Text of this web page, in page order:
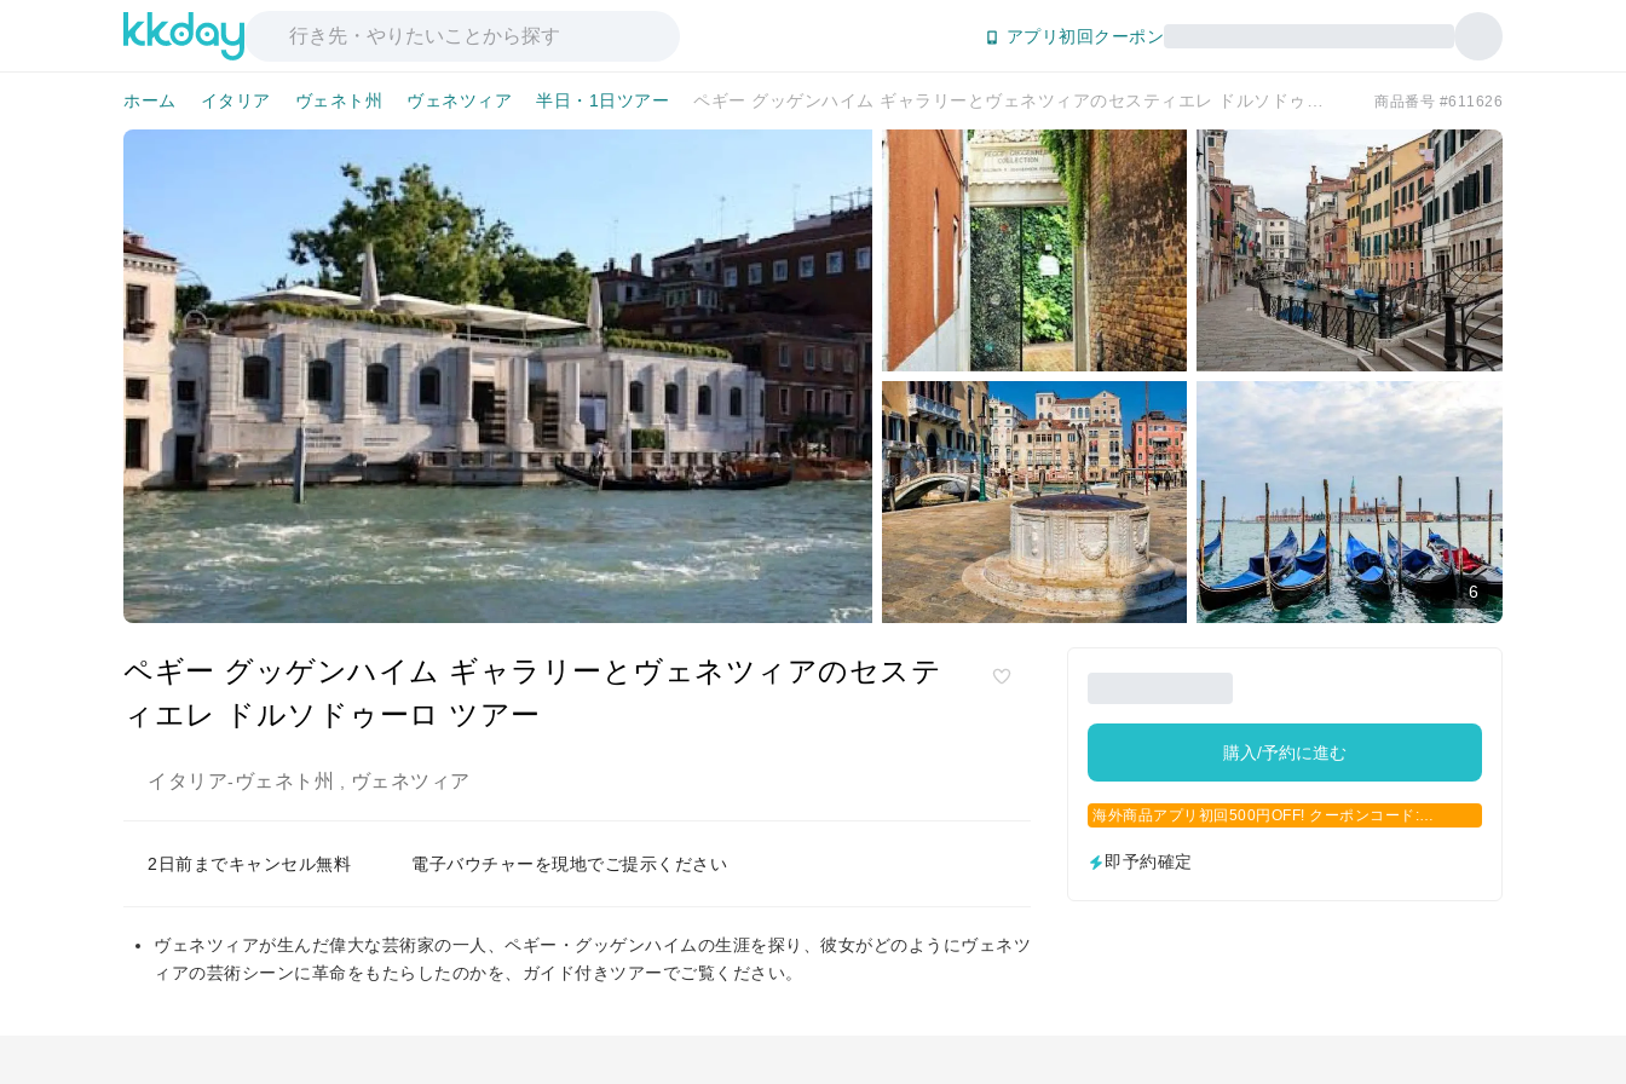
アプリ初回クーポン
ホーム イタリア ヴェネト州 ヴェネツィア 半日・1日ツアー 商品番号 #611626
6
ペギー グッゲンハイム ギャラリーとヴェネツィアのセステ
ィエレ ドルソドゥーロ ツアー
イタリア- ヴェネト州 ヴェネツィア
2日前までキャンセル無料 電子バウチャーを現地でご提示ください
ヴェネツィアが生んだ偉大な芸術家の一人、ペギー・グッゲンハイムの生涯を探り、彼女がどのようにヴェネツ
ィアの芸術シーンに革命をもたらしたのかを、ガイド付きツアーでご覧ください。
購入/予約に進む
海外商品アプリ初回500円OFF! クーポンコード:
即予約確定